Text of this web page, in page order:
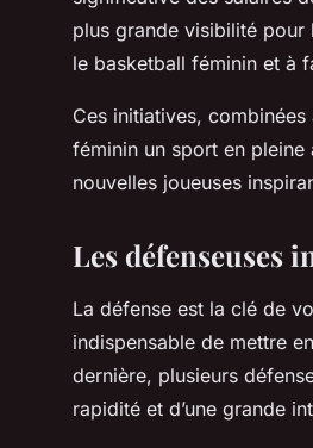
plus grande visibilité pour
le basketball féminin et à
Ces initiatives,
féminin un sport en pleine
nouvelles joueuses
Les défenseuses
La défense est la clé de
indispensable de mettre
dernière, plusieurs
rapidité et d’une grande